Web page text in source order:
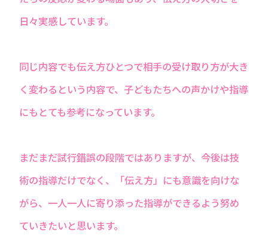
⽇々実感しています。
同じ内容でも伝え⽅ひとつで相⼿の受け取り⽅が⼤き
く変わるという内容で、⼦どもたちへの声かけや指導
にもとても参考になっています。
まだまだ試⾏錯誤の段階ではありますが、今後は技
術の指導だけでなく、「伝え⽅」にも意識を向けな
がら、⼀⼈⼀⼈に寄り添った指導ができるよう努め
ていきたいと思います。